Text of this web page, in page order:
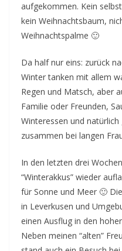
aufgekommen. Kein
kein Weihnachtsbaum,
Weihnachtspalme 🙂
Da half nur eins: zurück
Winter tanken mit allem
Regen und Matsch, aber
Familie oder Freunden,
Winteressen und
zusammen bei langen
In den letzten drei
“Winterakkus” wieder
für Sonne und Meer 🙂
in Leverkusen und
einen Ausflug in den
Neben meinen “alten”